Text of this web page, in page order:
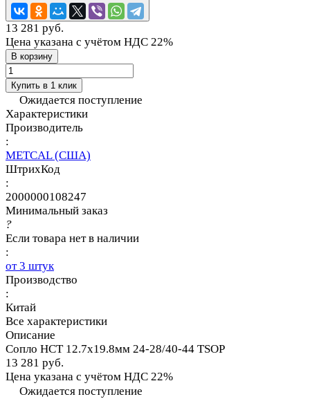
13 281 руб.
Цена указана с учётом НДС 22%
В корзину
Купить в 1 клик
Ожидается поступление
Характеристики
Производитель
:
METCAL (США)
ШтрихКод
:
2000000108247
Минимальный заказ
?
Если товара нет в наличии
:
от 3 штук
Производство
:
Китай
Все характеристики
Описание
Сопло HCT 12.7х19.8мм 24-28/40-44 TSOP
13 281 руб.
Цена указана с учётом НДС 22%
Ожидается поступление